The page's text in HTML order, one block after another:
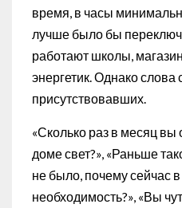
время, в часы
лучше было бы
работают школы,
энергетик. Однако
присутствовавших.
«Сколько раз в месяц вы
доме свет?», «Раньше
не было, почему сейчас
необходимость?», «Вы